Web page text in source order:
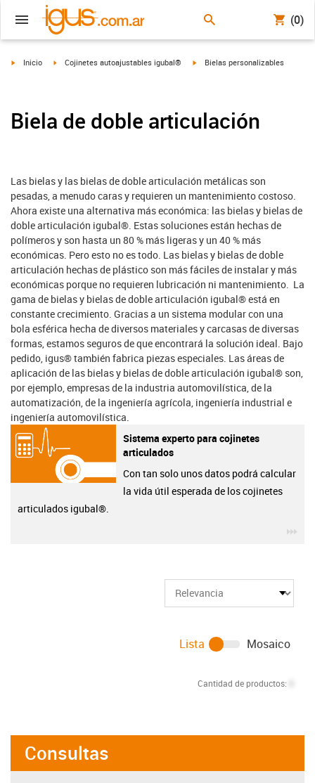
(0)
igus-icon-arrow-right
Inicio igus-icon-arrow-right
Cojinetes autoajustables igubal® igus-icon-arrow-right
Bielas personalizables
Biela de doble articulación
Las bielas y las bielas de doble articulación metálicas son
pesadas, a menudo caras y requieren un mantenimiento costoso.
Ahora existe una alternativa más económica: las bielas y bielas de
doble articulación igubal®. Estas soluciones están hechas de
polímeros y son hasta un 80 % más ligeras y un 40 % más
económicas. Pero esto no es todo. Las bielas y bielas de doble
articulación hechas de plástico son más fáciles de instalar y más
económicas porque no requieren lubricación ni mantenimiento. La
gama de bielas y bielas de doble articulación igubal® está en
constante crecimiento. Gracias a un sistema modular con una
bola esférica hecha de diversos materiales y carcasas de diversas
formas, estamos seguros de que encontrará la solución ideal. Bajo
pedido, igus® también fabrica piezas especiales. Las áreas de
aplicación de las bielas y bielas de doble articulación igubal® son,
por ejemplo, empresas de la industria automovilística, de la
automatización, de la ingeniería agrícola, ingeniería industrial e
ingeniería automovilística.
Sistema experto para cojinetes
articulados
Con tan solo unos datos podrá calcular
la vida útil esperada de los cojinetes
articulados igubal®.
Cantidad de productos:
Lista Mosaico
Consultas